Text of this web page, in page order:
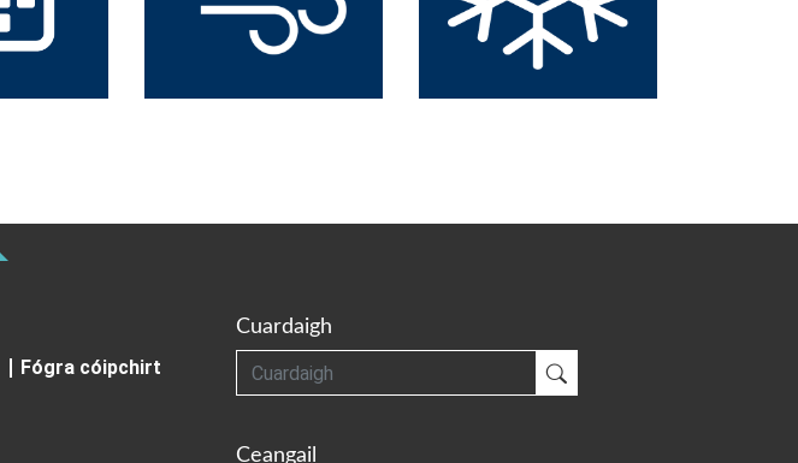
Fógra cóipchirt
Cuardaigh
Cuardaigh
Ceangail